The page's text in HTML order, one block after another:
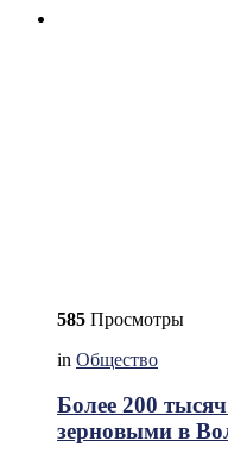
585 Просмотры
in Общество
Более 200
зерновыми в